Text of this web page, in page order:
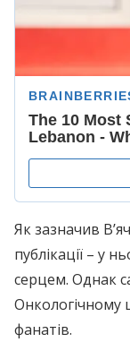
Як зазначив
публікації – у
серцем. Однак
Онкологічному
фанатів.